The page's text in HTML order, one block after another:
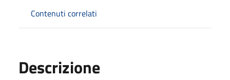
Contenuti correlati
Descrizione